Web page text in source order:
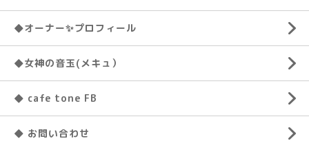
◆オーナー✨プロフィール
◆女神の音玉(メキュ）
◆ cafe tone FB
◆ お問い合わせ